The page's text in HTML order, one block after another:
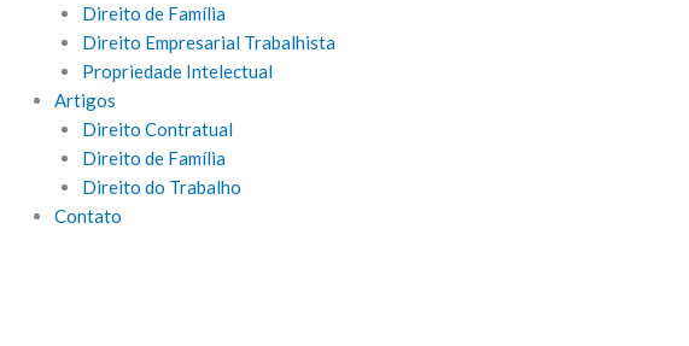
Direito de Família
Direito Empresarial Trabalhista
Propriedade Intelectual
Artigos
Direito Contratual
Direito de Família
Direito do Trabalho
Contato